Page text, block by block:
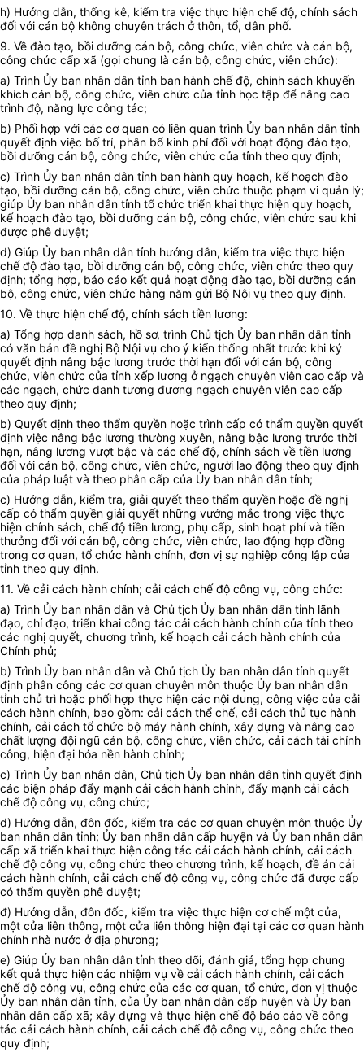
h) Hướng dẫn, thống kê, kiểm tra việc thực hiện chế độ, chính sách
đối với cán bộ không chuyên trách ở thôn, tổ, dân phố.
9. Về đào tạo, bồi dưỡng cán bộ, công chức, viên chức và cán bộ,
công chức cấp xã (gọi chung là cán bộ, công chức, viên chức):
a) Trình Ủy ban nhân dân tỉnh ban hành chế độ, chính sách khuyến
khích cán bộ, công chức, viên chức của tỉnh học tập để nâng cao
trình độ, năng lực công tác;
b) Phối hợp với các cơ quan có liên quan trình Ủy ban nhân dân tỉnh
quyết định việc bố trí, phân bổ kinh phí đối với hoạt động đào tạo,
bồi dưỡng cán bộ, công chức, viên chức của tỉnh theo quy định;
c) Trình Ủy ban nhân dân tỉnh ban hành quy hoạch, kế hoạch đào
tạo, bồi dưỡng cán bộ, công chức, viên chức thuộc phạm vi quản lý;
giúp Ủy ban nhân dân tỉnh tổ chức triển khai thực hiện quy hoạch,
kế hoạch đào tạo, bồi dưỡng cán bộ, công chức, viên chức sau khi
được phê duyệt;
d) Giúp Ủy ban nhân dân tỉnh hướng dẫn, kiểm tra việc thực hiện
chế độ đào tạo, bồi dưỡng cán bộ, công chức, viên chức theo quy
định; tổng hợp, báo cáo kết quả hoạt động đào tạo, bồi dưỡng cán
bộ, công chức, viên chức hàng năm gửi Bộ Nội vụ theo quy định.
10. Về thực hiện chế độ, chính sách tiền lương:
a) Tổng hợp danh sách, hồ sơ, trình Chủ tịch Ủy ban nhân dân tỉnh
có văn bản đề nghị Bộ Nội vụ cho ý kiến thống nhất trước khi ký
quyết định nâng bậc lương trước thời hạn đối với cán bộ, công
chức, viên chức của tỉnh xếp lương ở ngạch chuyên viên cao cấp và
các ngạch, chức danh tương đương ngạch chuyên viên cao cấp
theo quy định;
b) Quyết định theo thẩm quyền hoặc trình cấp có thẩm quyền quyết
định việc nâng bậc lương thường xuyên, nâng bậc lương trước thời
hạn, nâng lương vượt bậc và các chế độ, chính sách về tiền lương
đối với cán bộ, công chức, viên chức, người lao động theo quy định
của pháp luật và theo phân cấp của Ủy ban nhân dân tỉnh;
c) Hướng dẫn, kiểm tra, giải quyết theo thẩm quyền hoặc đề nghị
cấp có thẩm quyền giải quyết những vướng mắc trong việc thực
hiện chính sách, chế độ tiền lương, phụ cấp, sinh hoạt phí và tiền
thưởng đối với cán bộ, công chức, viên chức, lao động hợp đồng
trong cơ quan, tổ chức hành chính, đơn vị sự nghiệp công lập của
tỉnh theo quy định.
11. Về cải cách hành chính; cải cách chế độ công vụ, công chức:
a) Trình Ủy ban nhân dân và Chủ tịch Ủy ban nhân dân tỉnh lãnh
đạo, chỉ đạo, triển khai công tác cải cách hành chính của tỉnh theo
các nghị quyết, chương trình, kế hoạch cải cách hành chính của
Chính phủ;
b) Trình Ủy ban nhân dân và Chủ tịch Ủy ban nhân dân tỉnh quyết
định phân công các cơ quan chuyên môn thuộc Ủy ban nhân dân
tỉnh chủ trì hoặc phối hợp thực hiện các nội dung, công việc của cải
cách hành chính, bao gồm: cải cách thể chế, cải cách thủ tục hành
chính, cải cách tổ chức bộ máy hành chính, xây dựng và nâng cao
chất lượng đội ngũ cán bộ, công chức, viên chức, cải cách tài chính
công, hiện đại hóa nền hành chính;
c) Trình Ủy ban nhân dân, Chủ tịch Ủy ban nhân dân tỉnh quyết định
các biện pháp đẩy mạnh cải cách hành chính, đẩy mạnh cải cách
chế độ công vụ, công chức;
d) Hướng dẫn, đôn đốc, kiểm tra các cơ quan chuyên môn thuộc Ủy
ban nhân dân tỉnh; Ủy ban nhân dân cấp huyện và Ủy ban nhân dân
cấp xã triển khai thực hiện công tác cải cách hành chính, cải cách
chế độ công vụ, công chức theo chương trình, kế hoạch, đề án cải
cách hành chính, cải cách chế độ công vụ, công chức đã được cấp
có thẩm quyền phê duyệt;
đ) Hướng dẫn, đôn đốc, kiểm tra việc thực hiện cơ chế một cửa,
một cửa liên thông, một cửa liên thông hiện đại tại các cơ quan hành
chính nhà nước ở địa phương;
e) Giúp Ủy ban nhân dân tỉnh theo dõi, đánh giá, tổng hợp chung
kết quả thực hiện các nhiệm vụ về cải cách hành chính, cải cách
chế độ công vụ, công chức của các cơ quan, tổ chức, đơn vị thuộc
Ủy ban nhân dân tỉnh, của Ủy ban nhân dân cấp huyện và Ủy ban
nhân dân cấp xã; xây dựng và thực hiện chế độ báo cáo về công
tác cải cách hành chính, cải cách chế độ công vụ, công chức theo
quy định;